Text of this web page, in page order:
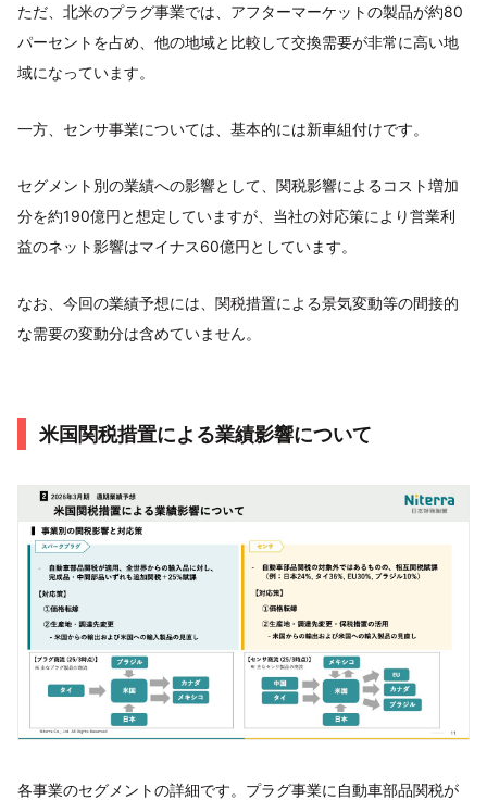
ただ、北米のプラグ事業では、アフターマーケットの製品が約80
パーセントを占め、他の地域と比較して交換需要が非常に高い地
域になっています。
一方、センサ事業については、基本的には新車組付けです。
セグメント別の業績への影響として、関税影響によるコスト増加
分を約190億円と想定していますが、当社の対応策により営業利
益のネット影響はマイナス60億円としています。
なお、今回の業績予想には、関税措置による景気変動等の間接的
な需要の変動分は含めていません。
米国関税措置による業績影響について
各事業のセグメントの詳細です。プラグ事業に自動車部品関税が